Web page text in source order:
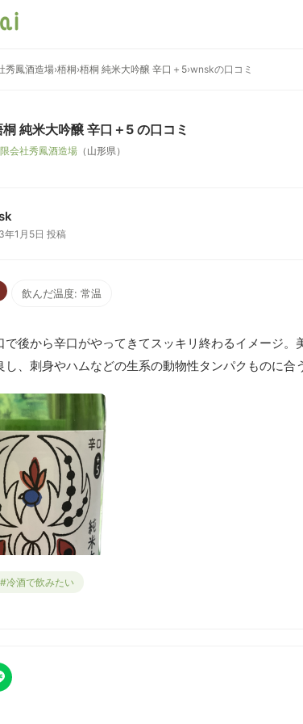
秀鳳酒造場›梧桐›梧桐 純米大吟醸 辛口＋5›wnskの口コミ
桐 純米大吟醸 辛口＋5 の口コミ
会社秀鳳酒造場 （山形県）
年1月5日 投稿
飲んだ温度: 常温
で後から辛口がやってきてスッキリ終わるイメージ。
し、刺身やハムなどの生系の動物性タンパクものに合
#冷酒で飲みたい